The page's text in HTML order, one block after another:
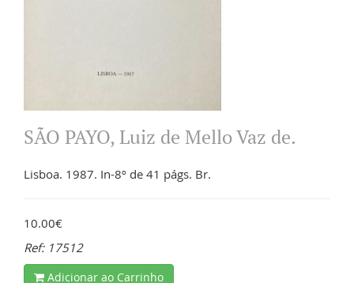
SÃO PAYO, Luiz de Mello Vaz de.
Lisboa. 1987. In-8º de 41 págs. Br.
10.00€
Ref: 17512
Adicionar ao Carrinho